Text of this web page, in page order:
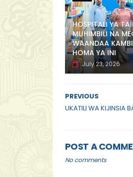
HOSPITALI YA
MUHIMBILI NA
WAANDAA
HOMA YA INI
July 23, 2026
PREVIOUS
UKATILI WA KIJINSIA
POST A
No comments